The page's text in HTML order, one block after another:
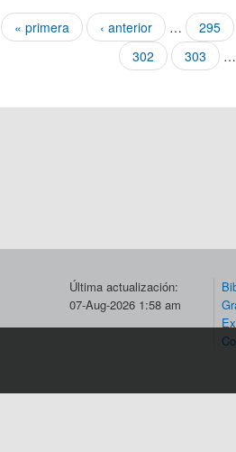
Páginas
« primera ‹ anterior … 295
302
303 …
Última actualización:
07-Aug-2026 1:58 am